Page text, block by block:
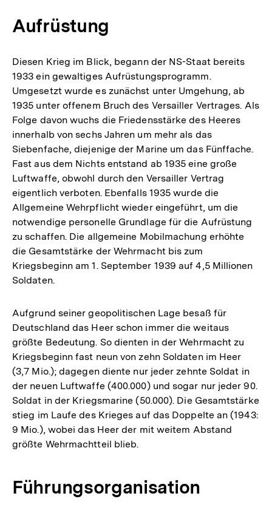
Aufrüstung
Diesen Krieg im Blick, begann der NS-Staat bereits
1933 ein gewaltiges Aufrüstungsprogramm.
Umgesetzt wurde es zunächst unter Umgehung, ab
1935 unter offenem Bruch des Versailler Vertrages. Als
Folge davon wuchs die Friedensstärke des Heeres
innerhalb von sechs Jahren um mehr als das
Siebenfache, diejenige der Marine um das Fünffache.
Fast aus dem Nichts entstand ab 1935 eine große
Luftwaffe, obwohl durch den Versailler Vertrag
eigentlich verboten. Ebenfalls 1935 wurde die
Allgemeine Wehrpflicht wieder eingeführt, um die
notwendige personelle Grundlage für die Aufrüstung
zu schaffen. Die allgemeine Mobilmachung erhöhte
die Gesamtstärke der Wehrmacht bis zum
Kriegsbeginn am 1. September 1939 auf 4,5 Millionen
Soldaten.
Aufgrund seiner geopolitischen Lage besaß für
Deutschland das Heer schon immer die weitaus
größte Bedeutung. So dienten in der Wehrmacht zu
Kriegsbeginn fast neun von zehn Soldaten im Heer
(3,7 Mio.); dagegen diente nur jeder zehnte Soldat in
der neuen Luftwaffe (400.000) und sogar nur jeder 90.
Soldat in der Kriegsmarine (50.000). Die Gesamtstärke
stieg im Laufe des Krieges auf das Doppelte an (1943:
9 Mio.), wobei das Heer der mit weitem Abstand
größte Wehrmachtteil blieb.
Führungsorganisation